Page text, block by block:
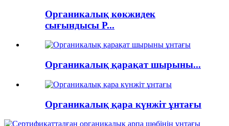
Органикалық көкжидек
сығындысы P...
Органикалық қарақат шырыны...
Органикалық қара күнжіт ұнтағы